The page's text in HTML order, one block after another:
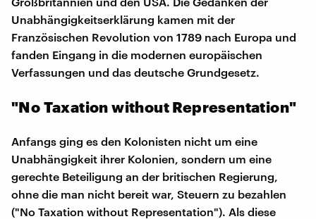
Unabhängigkeitserklärung kamen mit der
Französischen Revolution von 1789 nach Europa und
fanden Eingang in die modernen europäischen
Verfassungen und das deutsche Grundgesetz.
"No Taxation without Representation"
Anfangs ging es den Kolonisten nicht um eine
Unabhängigkeit ihrer Kolonien, sondern um eine
gerechte Beteiligung an der britischen Regierung,
ohne die man nicht bereit war, Steuern zu bezahlen
("No Taxation without Representation"). Als diese